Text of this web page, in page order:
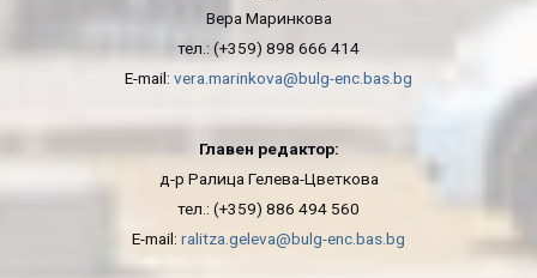
Вера Маринкова
тел.: (+359) 898 666 414
E-mail: vera.marinkova@bulg-enc.bas.bg
Главен редактор:
д-р Ралица Гелева-Цветкова
тел.: (+359) 886 494 560
E-mail: ralitza.geleva@bulg-enc.bas.bg